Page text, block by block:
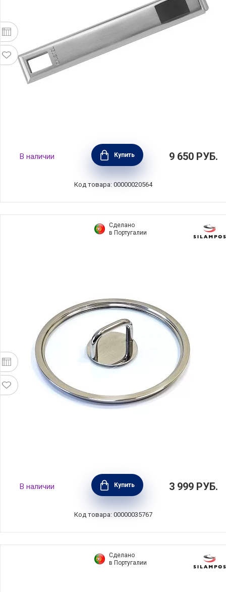
Съемная длинная ручка длина 18 см,
материал нержавеющая сталь, цвет
стальной, Cristel, Франция, PSX
В наличии Купить 9 650 РУБ.
Код товара: 00000020564
Сделано
в Португалии
Крышка стеклянная COMFORT GLASS 20 см,
Silampos, Португалия, 634000WR8120100
В наличии Купить 3 999 РУБ.
Код товара: 00000035767
Сделано
в Португалии